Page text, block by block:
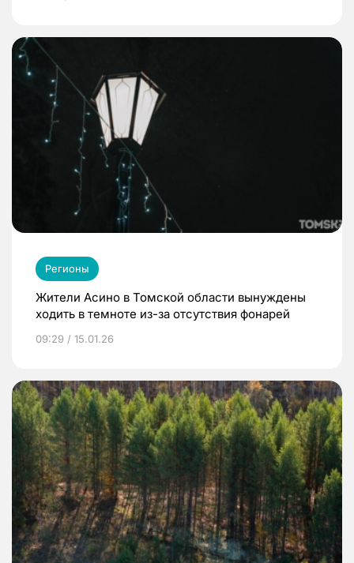
Регионы
Жители Асино в Томской области вынуждены
ходить в темноте из-за отсутствия фонарей
09:29 / 15.01.26